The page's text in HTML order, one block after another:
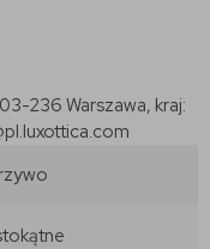
236 Warszawa, kraj: